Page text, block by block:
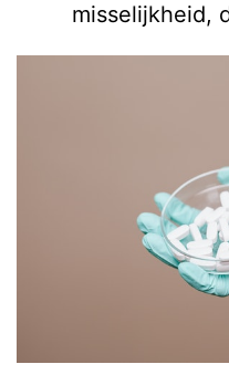
misselijkheid,